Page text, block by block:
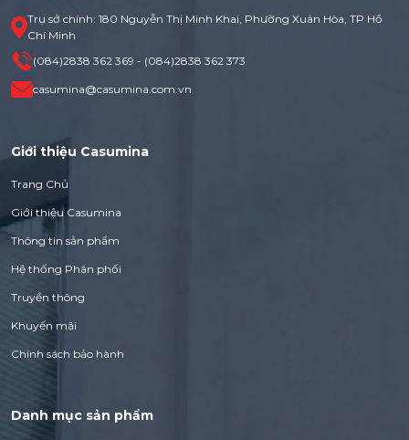
Trụ sở chính: 180 Nguyễn Thị Minh Khai, Phường Xuân Hòa, TP Hồ
Chí Minh
(084)2838 362 369 - (084)2838 362 373
casumina@casumina.com.vn
Giới thiệu Casumina
Trang Chủ
Giới thiệu Casumina
Thông tin sản phẩm
Hệ thống Phân phối
Truyền thông
Khuyến mãi
Chính sách bảo hành
Danh mục sản phẩm